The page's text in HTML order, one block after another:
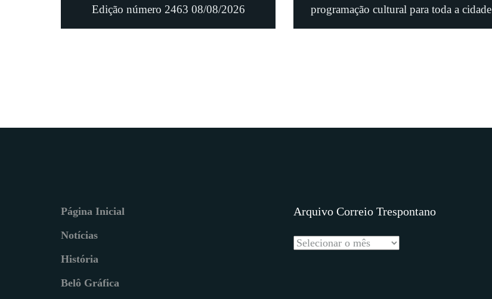
Edição número 2463 08/08/2026
programação cultural para toda a cidade
Página Inicial
Notícias
História
Belô Gráfica
Arquivo Correio Trespontano